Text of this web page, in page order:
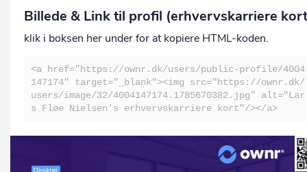
Billede & Link til profil (erhvervskarriere
klik i boksen her under for at kopiere HTML-koden.
<a href="https://ownr.dk/users/public-profile/4004
147174" target="_blank"><img src="https://ownr.dk/
users/image/32/4004147174.1785670382.jpg" alt="Lar
s Fløe Nielsen's erhvervskarriere kort"/></a>